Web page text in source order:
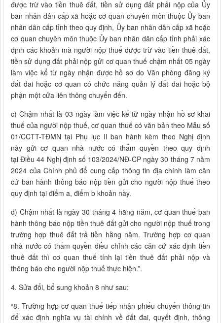
được trừ vào tiền thuê đất, tiền sử dụng đất phải nộp của Ủy
ban nhân dân cấp xã hoặc cơ quan chuyên môn thuộc Ủy ban
nhân dân cấp tỉnh theo quy định, Ủy ban nhân dân cấp xã hoặc
cơ quan chuyên môn thuộc Ủy ban nhân dân cấp tỉnh phải xác
định các khoản mà người nộp thuế được trừ vào tiền thuê đất,
tiền sử dụng đất phải nộp gửi cơ quan thuế chậm nhất 05 ngày
làm việc kể từ ngày nhận được hồ sơ do Văn phòng đăng ký
đất đai hoặc cơ quan có chức năng quản lý đất đai hoặc bộ
phận một cửa liên thông chuyển đến.
c) Chậm nhất là 03 ngày làm việc kể từ ngày nhận hồ sơ khai
thuế của người nộp thuế, cơ quan thuế có văn bản theo Mẫu số
01/CCTT-TĐMN tại Phụ lục II ban hành kèm theo Nghị định
này gửi cơ quan nhà nước có thẩm quyền theo quy định
tại Điều 44 Nghị định số 103/2024/NĐ-CP ngày 30 tháng 7 năm
2024 của Chính phủ để cung cấp thông tin địa chính làm căn
cứ ban hành thông báo nộp tiền gửi cho người nộp thuế theo
quy định tại điểm a, điểm b khoản này.
d) Chậm nhất là ngày 30 tháng 4 hằng năm, cơ quan thuế ban
hành thông báo nộp tiền thuê đất gửi cho người nộp thuế trong
trường hợp thuê đất trả tiền hằng năm. Trường hợp cơ quan
nhà nước có thẩm quyền điều chỉnh các căn cứ xác định tiền
thuê đất thì cơ quan thuế tính lại tiền thuê đất phải nộp và
thông báo cho người nộp thuế thực hiện.”.
4. Sửa đổi, bổ sung khoản 8 như sau:
“8. Trường hợp cơ quan thuế tiếp nhận phiếu chuyển thông tin
để xác định nghĩa vụ tài chính về đất đai, quyết định, thông